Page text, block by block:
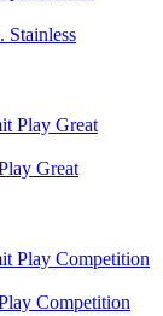
Stainless
Great
Competition